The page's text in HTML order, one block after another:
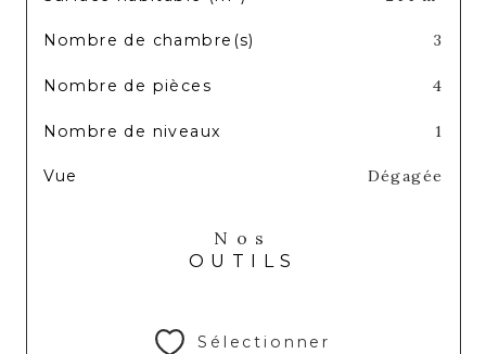
Nombre de chambre(s) 3
Nombre de pièces 4
Nombre de niveaux 1
Vue Dégagée
Nos
OUTILS
Sélectionner